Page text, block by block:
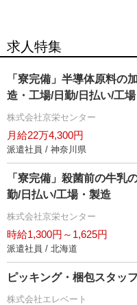
求人特集
「寮完備」半導体原料の
造・工場/日勤/日払い/工
株式会社京栄センター
月給22万4,300円
派遣社員 / 神奈川県
「寮完備」殺菌前の牛乳
勤/日払い/工場・製造
株式会社京栄センター
時給1,300円～1,625円
派遣社員 / 北海道
ピッキング・梱包スタッフ
株式会社エレベート